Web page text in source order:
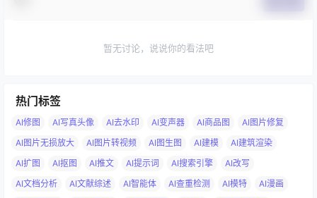
暂无讨论，说说你的看法吧
热门标签
AI修图 AI写真头像 AI去水印 AI变声器 AI商品图
AI图片修复
AI图片无损放大
AI图片转视频 AI图生图 AI建模
AI建筑渲染
AI扩图
AI抠图 AI推文 AI提示词 AI搜索引擎
AI改写
AI文档分析
AI文献综述 AI智能体 AI查重检测 AI模特
AI漫画